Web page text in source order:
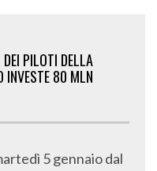
PILOTI DELLA
INVESTE 80 MLN
5 gennaio dal